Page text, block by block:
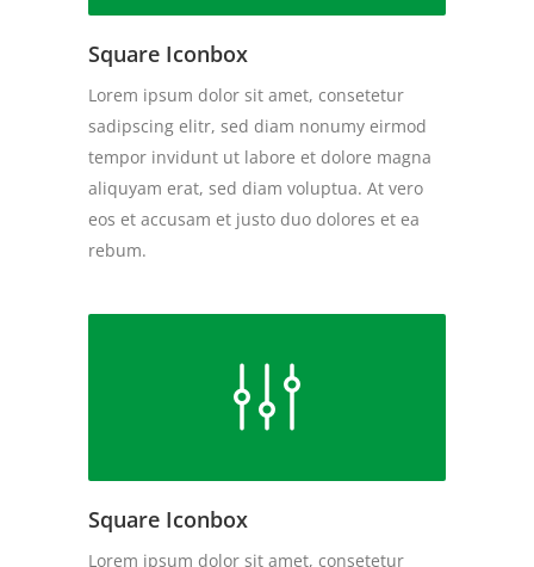
Square Iconbox
Lorem ipsum dolor sit amet, consetetur
sadipscing elitr, sed diam nonumy eirmod
tempor invidunt ut labore et dolore magna
aliquyam erat, sed diam voluptua. At vero
eos et accusam et justo duo dolores et ea
rebum.
Square Iconbox
Lorem ipsum dolor sit amet, consetetur